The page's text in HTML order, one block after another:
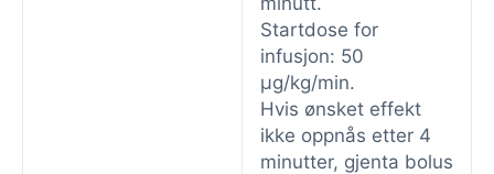
Startdose for
infusjon: 50
μg/kg/min.
Hvis ønsket effekt
ikke oppnås etter 4
minutter, gjenta bolus